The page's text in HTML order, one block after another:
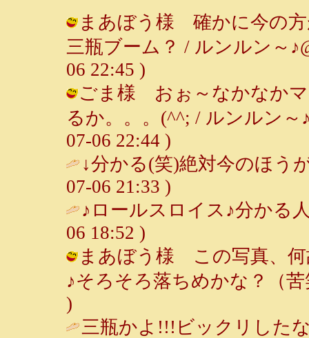
まあぼう様 確かに今の方
三瓶ブーム？ / ルンルン～
06 22:45 )
ごま様 おぉ～なかなかマ
るか。。。(^^; / ルンルン～
07-06 22:44 )
↓分かる(笑)絶対今のほう
07-06 21:33 )
♪ロールスロイス♪分かる
06 18:52 )
まあぼう様 この写真、何
♪そろそろ落ちめかな？（苦
)
三瓶かよ!!!ビックリした